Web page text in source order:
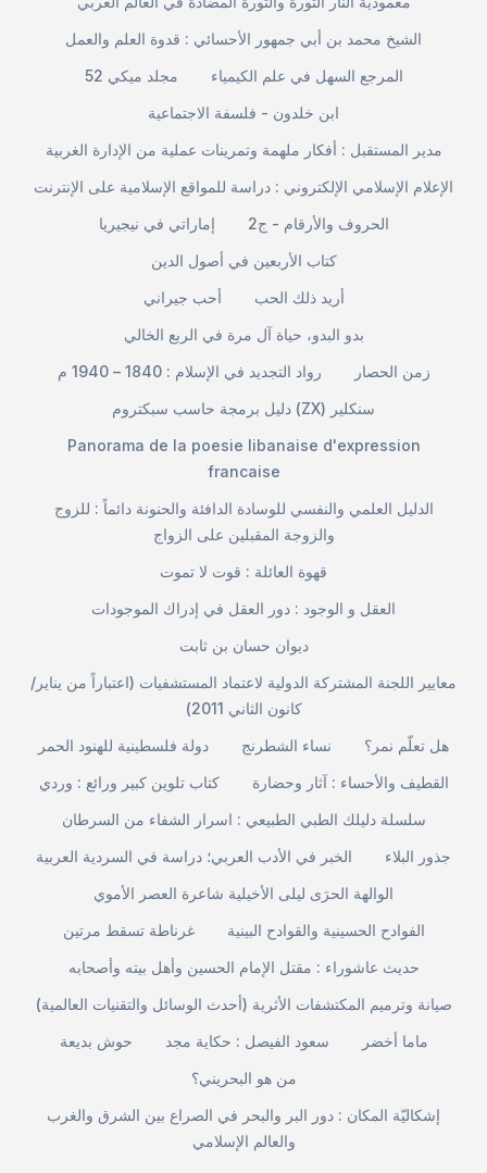
الشيخ محمد بن أبي جمهور الأحسائي : قدوة العلم والعمل
مجلد ميكي 52
المرجع السهل في علم الكيمياء
ابن خلدون - فلسفة الاجتماعية
مدير المستقبل : أفكار ملهمة وتمرينات عملية من الإدارة الغربية
الإعلام الإسلامي الإلكتروني : دراسة للمواقع الإسلامية على الإنترنت
إماراتي في نيجيريا
الحروف والأرقام - ج2
كتاب الأربعين في أصول الدين
أحب جيراني
أريد ذلك الحب
بدو البدو، حياة آل مرة في الربع الخالي
رواد التجديد في الإسلام : 1840 – 1940 م
زمن الحصار
دليل برمجة حاسب سبكتروم (ZX) سنكلير
Panorama de la poesie libanaise d'expression
francaise
الدليل العلمي والنفسي للوسادة الدافئة والحنونة دائماً : للزوج
والزوجة المقبلين على الزواج
قهوة العائلة : قوت لا تموت
العقل و الوجود : دور العقل في إدراك الموجودات
ديوان حسان بن ثابت
معايير اللجنة المشتركة الدولية لاعتماد المستشفيات (اعتباراً من يناير/
كانون الثاني 2011)
دولة فلسطينية للهنود الحمر
نساء الشطرنج
هل تعلّم نمر؟
كتاب تلوين كبير ورائع : وردي
القطيف والأحساء : آثار وحضارة
سلسلة دليلك الطبي الطبيعي : اسرار الشفاء من السرطان
الخبر في الأدب العربي؛ دراسة في السردية العربية
جذور البلاء
الوالهة الحرَى ليلى الأخيلية شاعرة العصر الأموي
غرناطة تسقط مرتين
الفوادح الحسينية والقوادح البينية
حديث عاشوراء : مقتل الإمام الحسين وأهل بيته وأصحابه
صيانة وترميم المكتشفات الأثرية (أحدث الوسائل والتقنيات العالمية)
حوش بديعة
سعود الفيصل : حكاية مجد
ماما أخضر
من هو البحريني؟
إشكاليّة المكان : دور البر والبحر في الصراع بين الشرق والغرب
والعالم الإسلامي